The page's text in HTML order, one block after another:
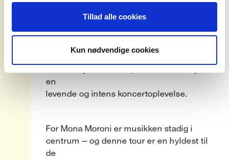
Tillad alle cookies
Kun nødvendige cookies
Store Vega – alt sammen inden for to år.
Med denne tour bringer de deres musik
endnu
tættere på lytterne og giver nye og gamle
en
levende og intens koncertoplevelse.
For Mona Moroni er musikken stadig i
centrum – og denne tour er en hyldest til
de